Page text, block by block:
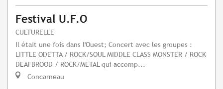
Festival U.F.O
CULTURELLE
Il était une fois dans l'Ouest; Concert avec les groupes :
LITTLE ODETTA / ROCK/SOUL MIDDLE CLASS MONSTER / ROCK
DEAFBROOD / ROCK/METAL qui accomp...
Concarneau